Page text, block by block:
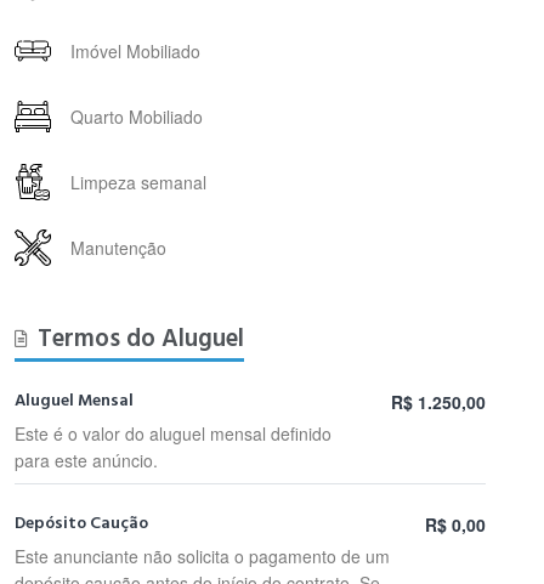
Imóvel Mobiliado
Quarto Mobiliado
Limpeza semanal
Manutenção
Termos do Aluguel
Aluguel Mensal
Este é o valor do aluguel mensal definido
para este anúncio.
R$ 1.250,00
Depósito Caução
Este anunciante não solicita o pagamento de um
R$ 0,00